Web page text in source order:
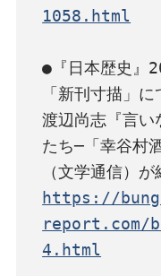
1058.html
●『日本歴史』
「新刊寸描」に
渡辺尚志『言い
たち─「幸谷村
https://
report.com/
4.html